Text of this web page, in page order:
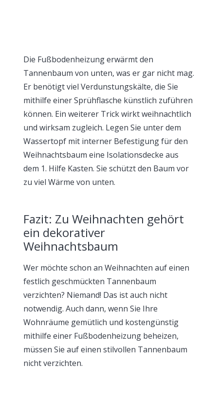
Die Fußbodenheizung erwärmt den
Tannenbaum von unten, was er gar nicht mag.
Er benötigt viel Verdunstungskälte, die Sie
mithilfe einer Sprühflasche künstlich zuführen
können. Ein weiterer Trick wirkt weihnachtlich
und wirksam zugleich. Legen Sie unter dem
Wassertopf mit interner Befestigung für den
Weihnachtsbaum eine Isolationsdecke aus
dem 1. Hilfe Kasten. Sie schützt den Baum vor
zu viel Wärme von unten.
Fazit: Zu Weihnachten gehört
ein dekorativer
Weihnachtsbaum
Wer möchte schon an Weihnachten auf einen
festlich geschmückten Tannenbaum
verzichten? Niemand! Das ist auch nicht
notwendig. Auch dann, wenn Sie Ihre
Wohnräume gemütlich und kostengünstig
mithilfe einer Fußbodenheizung beheizen,
müssen Sie auf einen stilvollen Tannenbaum
nicht verzichten.